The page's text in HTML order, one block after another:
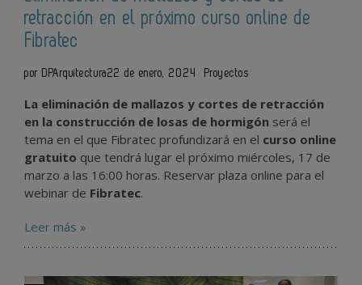
retracción en el próximo curso online de
Fibratec
por DPArquitectura22 de enero, 2024 Proyectos
La eliminación de mallazos y cortes de retracción
en la construcción de losas de hormigón será el
tema en el que Fibratec profundizará en el curso online
gratuito que tendrá lugar el próximo miércoles, 17 de
marzo a las 16:00 horas. Reservar plaza online para el
webinar de Fibratec.
Leer más »